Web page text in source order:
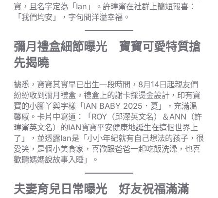
寶，且名字定為「Ian」。許瑋甯在社群上簡短報喜：
「我們均安」，字句間洋溢幸福。
彌月禮盒細節曝光 寶寶可愛特質搶
先揭曉
據悉，寶寶其實早已出生一段時間，8月14日起親友們
紛紛收到彌月禮盒。禮盒上的謝卡採燙金設計，印有寶
寶的小腳丫與字樣「IAN BABY 2025．夏」，充滿溫
馨感。卡片中寫道：「ROY（邱澤英文名）＆ANN（許
瑋甯英文名）的IAN寶寶平安健康地誕生在這個世界上
了」，並透露Ian是「小小年紀就有自己想法的孩子，很
愛笑，是個小美食家，喜歡跟爸爸一起吃飯洗澡，也喜
歡聽媽媽說故事入睡」。
夫妻育兒日常曝光 好友祝福滿滿